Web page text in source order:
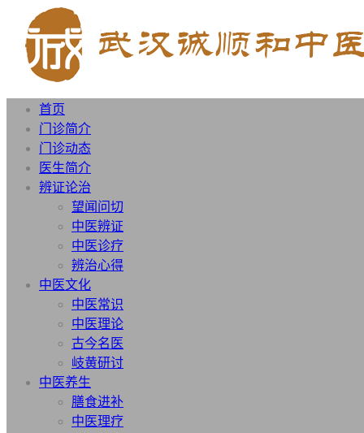
首页
门诊简介
门诊动态
医生简介
辨证论治
望闻问切
中医辨证
中医诊疗
辨治心得
中医文化
中医常识
中医理论
古今名医
岐黄研讨
中医养生
膳食进补
中医理疗